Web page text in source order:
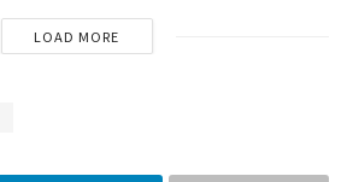
LOAD MORE